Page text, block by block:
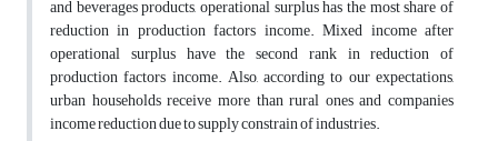
and beverages products, operational surplus has the most share of
reduction in production factors income. Mixed income after
operational surplus have the second rank in reduction of
production factors income. Also, according to our expectations,
urban households receive more than rural ones and companies
income reduction due to supply constrain of industries.